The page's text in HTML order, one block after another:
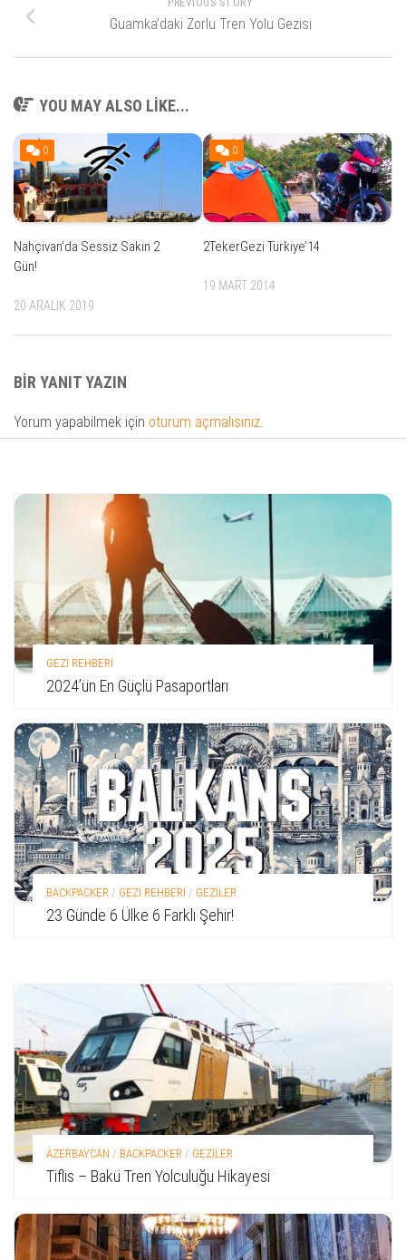
PREVIOUS STORY
Guamka’daki Zorlu Tren Yolu Gezisi
YOU MAY ALSO LIKE...
0
Nahçivan’da Sessiz Sakin 2
Gün!
20 ARALIK 2019
0
2TekerGezi Türkiye’14
19 MART 2014
BIR YANIT YAZIN
Yorum yapabilmek için oturum açmalısınız.
GEZİ REHBERİ
2024’ün En Güçlü Pasaportları
BACKPACKER / GEZİ REHBERİ / GEZİLER
23 Günde 6 Ülke 6 Farklı Şehir!
AZERBAYCAN / BACKPACKER / GEZİLER
Tiflis – Bakü Tren Yolculuğu Hikayesi